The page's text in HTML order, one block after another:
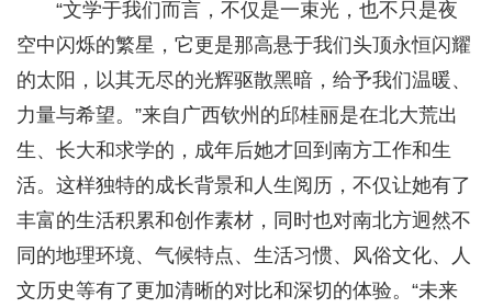
“文学于我们而言，不仅是一束光，也不只是夜
空中闪烁的繁星，它更是那高悬于我们头顶永恒闪耀
的太阳，以其无尽的光辉驱散黑暗，给予我们温暖、
力量与希望。”来自广西钦州的邱桂丽是在北大荒出
生、长大和求学的，成年后她才回到南方工作和生
活。这样独特的成长背景和人生阅历，不仅让她有了
丰富的生活积累和创作素材，同时也对南北方迥然不
同的地理环境、气候特点、生活习惯、风俗文化、人
文历史等有了更加清晰的对比和深切的体验。“未来